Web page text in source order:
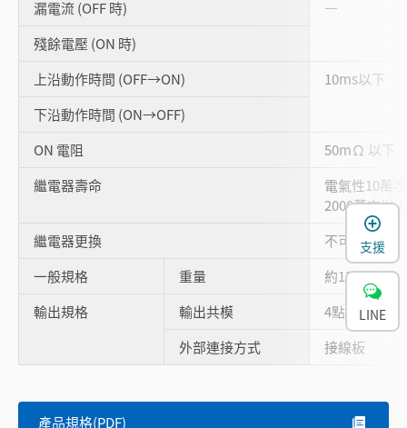
漏電流 (OFF 時)
―
殘餘電壓 (ON 時)
上沿動作時間 (OFF→ON)
10ms以下
下沿動作時間 (ON→OFF)
ON 電阻
50mΩ 以下
繼電器壽命
電氣性10萬
2000萬次以上
繼電器更換
不可
一般規格
重量
約130g
輸出規格
輸出共模
4點/1共模
外部連接方式
接線板
產品規格(PDF)
支援
LINE